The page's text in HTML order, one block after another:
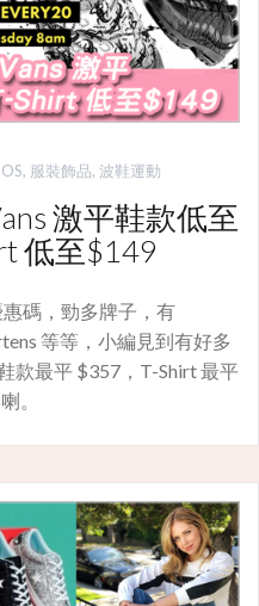
, 服裝飾品, 波鞋運動
激平鞋款低至
低至$149
惠碼，勁多牌子，有
等等，小編見到有好多
款最平 $357，T-Shirt 最平
。